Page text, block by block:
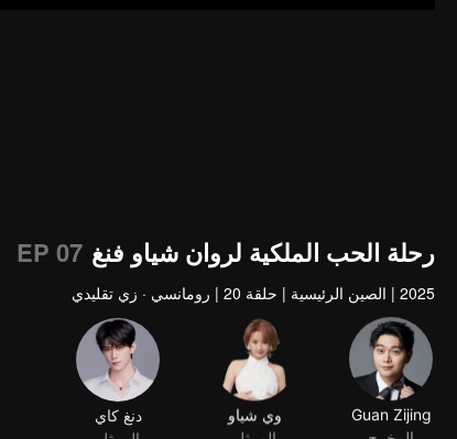
رحلة الحب الملكية لروان شياو فنغ EP 07
2025
| الصين الرئيسية | حلقة 20 | رومانسي · زي تقليدي
Guan Zijing
وي شياو
دنغ كاي